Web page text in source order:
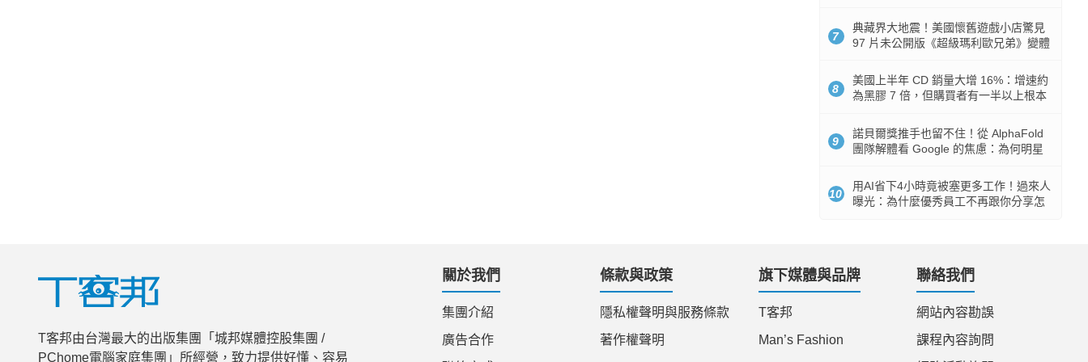
7
典藏界大地震！美國懷舊遊戲小店驚見
97 片未公開版《超級瑪利歐兄弟》變體
8
美國上半年 CD 銷量大增 16%：增速約
為黑膠 7 倍，但購買者有一半以上根本
9
諾貝爾獎推手也留不住！從 AlphaFold
團隊解體看 Google 的焦慮：為何明星
10
用AI省下4小時竟被塞更多工作！過來人
曝光：為什麼優秀員工不再跟你分享怎
T客邦由台灣最大的出版集團「城邦媒體控股集團 /
PChome電腦家庭集團」所經營，致力提供好懂、容易
關於我們
集團介紹
廣告合作
條款與政策
隱私權聲明與服務條款
著作權聲明
旗下媒體與品牌
T客邦
Man’s Fashion
聯絡我們
網站內容勘誤
課程內容詢問